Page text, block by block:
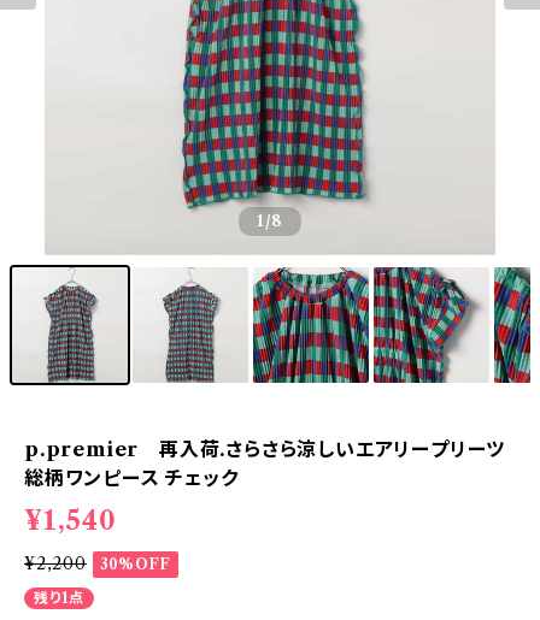
1/8
p.premier 再入荷.さらさら涼しいエアリープリーツ
総柄ワンピース チェック
¥1,540
¥2,200
30%OFF
残り1点